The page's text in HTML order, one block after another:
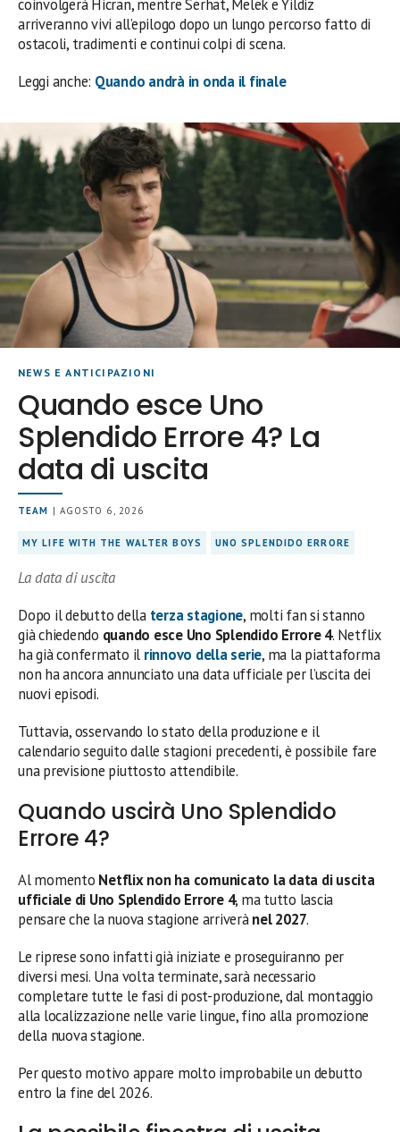
coinvolgerà Hicran, mentre Serhat, Melek e Yildiz
arriveranno vivi all’epilogo dopo un lungo percorso fatto di
ostacoli, tradimenti e continui colpi di scena.
Leggi anche: Quando andrà in onda il finale
NEWS E ANTICIPAZIONI
Quando esce Uno
Splendido Errore 4? La
data di uscita
TEAM | AGOSTO 6, 2026
MY LIFE WITH THE WALTER BOYS UNO SPLENDIDO ERRORE
La data di uscita
Dopo il debutto della terza stagione, molti fan si stanno
già chiedendo quando esce Uno Splendido Errore 4. Netflix
ha già confermato il rinnovo della serie, ma la piattaforma
non ha ancora annunciato una data ufficiale per l’uscita dei
nuovi episodi.
Tuttavia, osservando lo stato della produzione e il
calendario seguito dalle stagioni precedenti, è possibile fare
una previsione piuttosto attendibile.
Quando uscirà Uno Splendido
Errore 4?
Al momento Netflix non ha comunicato la data di uscita
ufficiale di Uno Splendido Errore 4, ma tutto lascia
pensare che la nuova stagione arriverànel 2027.
Le riprese sono infatti già iniziate e proseguiranno per
diversi mesi. Una volta terminate, sarà necessario
completare tutte le fasi di post-produzione, dal montaggio
alla localizzazione nelle varie lingue, fino alla promozione
della nuova stagione.
Per questo motivo appare molto improbabile un debutto
entro la fine del 2026.